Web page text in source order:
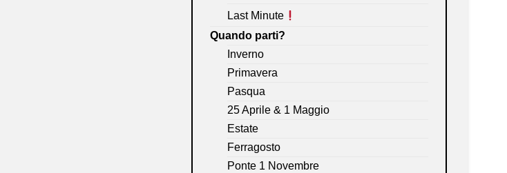
Last Minute
Quando parti?
Inverno
Primavera
Pasqua
25 Aprile & 1 Maggio
Estate
Ferragosto
Ponte 1 Novembre